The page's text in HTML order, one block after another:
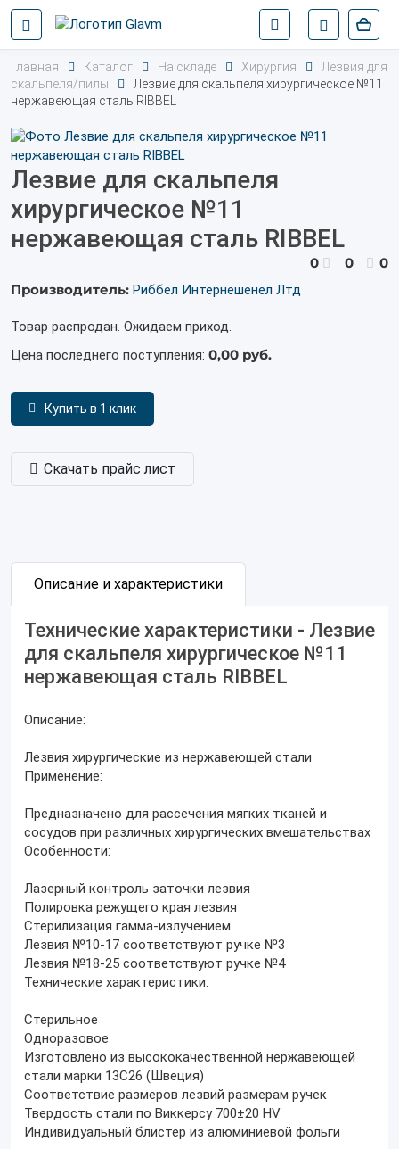
Главная Каталог На складе Хирургия
Лезвия для
скальпеля/пилы
Лезвие для скальпеля хирургическое №11
нержавеющая сталь RIBBEL
Лезвие для скальпеля
хирургическое №11
нержавеющая сталь RIBBEL
0 0
0
Производитель: Риббел Интернешенел Лтд
Товар распродан. Ожидаем приход.
Цена последнего поступления: 0,00 руб.
Купить в 1 клик
Скачать прайс лист
Описание и характеристики
Технические характеристики - Лезвие
для скальпеля хирургическое №11
нержавеющая сталь RIBBEL
Описание:
Лезвия хирургические из нержавеющей стали
Применение:
Предназначено для рассечения мягких тканей и
сосудов при различных хирургических вмешательствах
Особенности:
Лазерный контроль заточки лезвия
Полировка режущего края лезвия
Стерилизация гамма-излучением
Лезвия №10-17 соответствуют ручке №3
Лезвия №18-25 соответствуют ручке №4
Технические характеристики:
Стерильное
Одноразовое
Изготовлено из высококачественной нержавеющей
стали марки 13С26 (Швеция)
Соответствие размеров лезвий размерам ручек
Твердость стали по Виккерсу 700±20 HV
Индивидуальный блистер из алюминиевой фольги